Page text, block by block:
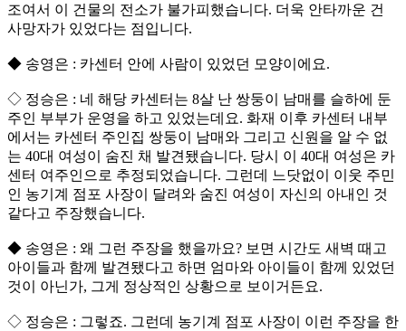
조여서 이 건물의 전소가 불가피했습니다. 더욱 안타까운 건
사망자가 있었다는 점입니다.
◆ 송영은 : 카센터 안에 사람이 있었던 모양이에요.
◇ 정승은 : 네 해당 카센터는 8살 난 쌍둥이 남매를 슬하에 둔
주인 부부가 운영을 하고 있었는데요. 화재 이후 카센터 내부
에서는 카센터 주인집 쌍둥이 남매와 그리고 신원을 알 수 없
는 40대 여성이 숨진 채 발견됐습니다. 당시 이 40대 여성은 카
센터 여주인으로 추정되었습니다. 그런데 느닷없이 이웃 주민
인 농기계 점포 사장이 달려와 숨진 여성이 자신의 아내인 것
같다고 주장했습니다.
◆ 송영은 : 왜 그런 주장을 했을까요? 보면 시간도 새벽 때고
아이들과 함께 발견됐다고 하면 엄마와 아이들이 함께 있었던
것이 아닌가, 그게 정상적인 상황으로 보이거든요.
◇ 정승은 : 그렇죠. 그런데 농기계 점포 사장이 이런 주장을 한